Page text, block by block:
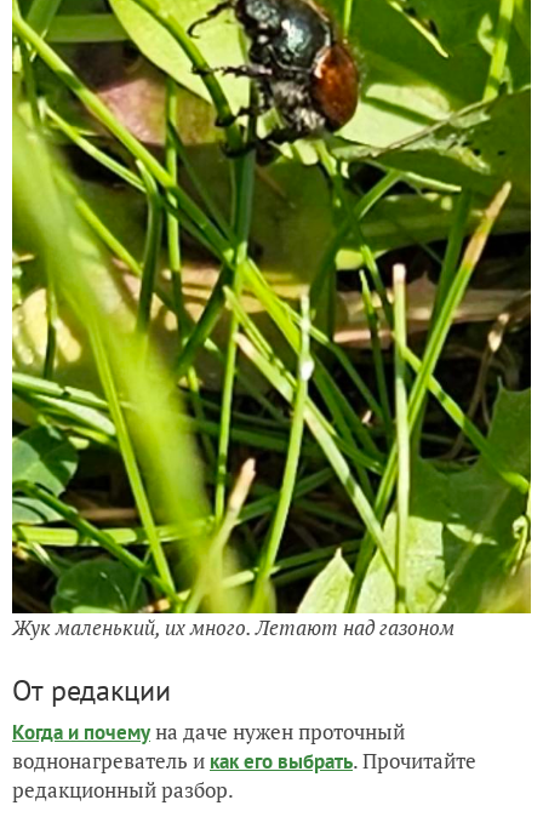
Жук маленький, их много. Летают над газоном
От редакции
Когда и почемуна даче нужен проточный
воднонагреватель и как его выбрать. Прочитайте
редакционный разбор.